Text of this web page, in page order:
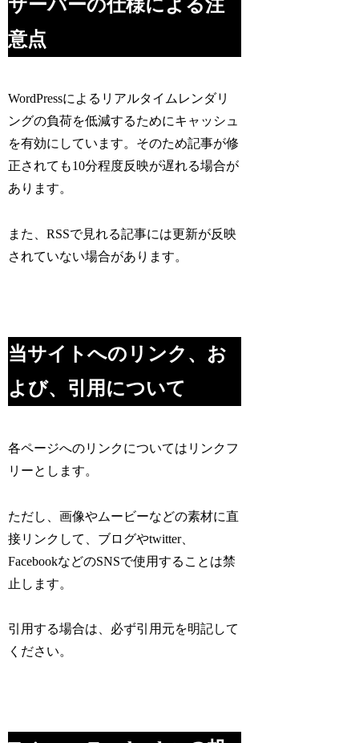
サーバーの仕様による注
意点
WordPressによるリアルタイムレンダリ
ングの負荷を低減するためにキャッシュ
を有効にしています。そのため記事が修
正されても10分程度反映が遅れる場合が
あります。
また、RSSで見れる記事には更新が反映
されていない場合があります。
当サイトへのリンク、お
よび、引用について
各ページへのリンクについてはリンクフ
リーとします。
ただし、画像やムービーなどの素材に直
接リンクして、ブログやtwitter、
FacebookなどのSNSで使用することは禁
止します。
引用する場合は、必ず引用元を明記して
ください。